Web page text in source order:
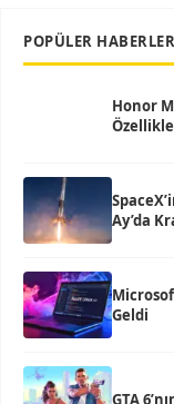
POPÜLER HABERLER
Honor
Ay’da
Geldi
GTA